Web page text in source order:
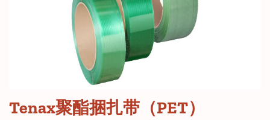
Tenax聚酯捆扎带（PET）